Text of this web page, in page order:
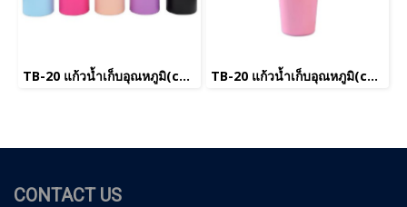
TB-20 แก้วน้ำเก็บอุณหภูมิ(copy)(copy)(copy)(copy)(copy)(copy)(copy) TB-20 แก้วน้ำเก็บอุณหภูมิ(copy)(copy)(copy)(copy)(copy)
CONTACT US